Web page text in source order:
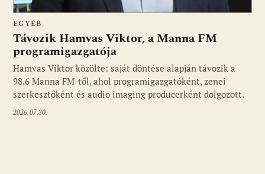
EGYÉB
Távozik Hamvas Viktor, a Manna FM
programigazgatója
Hamvas Viktor közölte: saját döntése alapján távozik a
98.6 Manna FM-től, ahol programigazgatóként, zenei
szerkesztőként és audio imaging producerként dolgozott.
2026.07.30.